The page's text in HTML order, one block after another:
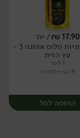
יח׳
17.90
₪/ יח׳
שמן חמניות פלוס אומגה 3 -
עץ הזית
1 ליטר
1.79 ₪ ל-100 מ״ל
הוספה לסל